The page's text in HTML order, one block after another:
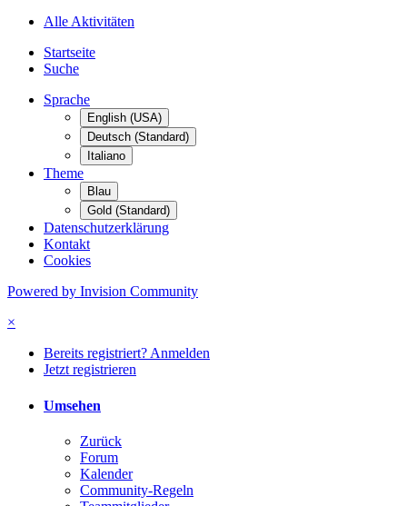
Alle Aktivitäten
Startseite
Suche
Sprache
English (USA)
Deutsch (Standard)
Italiano
Theme
Blau
Gold (Standard)
Datenschutzerklärung
Kontakt
Cookies
Powered by Invision Community
×
Bereits registriert? Anmelden
Jetzt registrieren
Umsehen
Zurück
Forum
Kalender
Community-Regeln